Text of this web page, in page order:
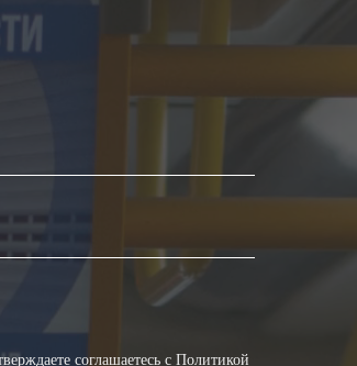
соглашаетесь с Политикой